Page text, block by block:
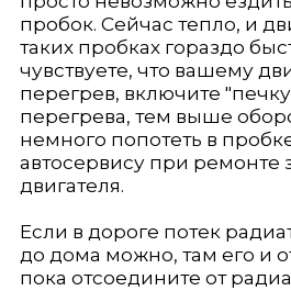
пробок. Сейчас тепло, и
таких пробках гораздо
чувствуете, что вашему
перегрев, включите
перегрева, тем выше
немного попотеть в
автосервису при ремонте
двигателя.
Если в дороге потек
до дома можно, там его и
пока отсоедините от